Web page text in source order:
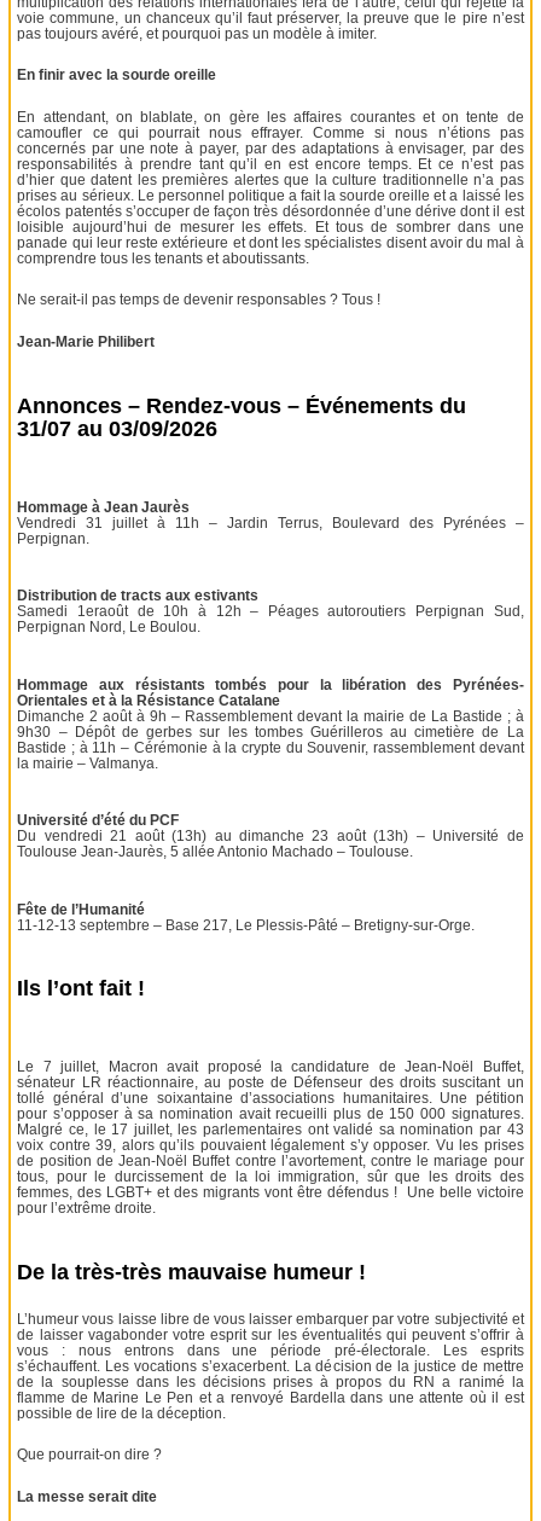
voie commune, un chanceux qu’il faut préserver, la preuve que le pire n’est
pas toujours avéré, et pourquoi pas un modèle à imiter.
En finir avec la sourde oreille
En attendant, on blablate, on gère les affaires courantes et on tente de
camoufler ce qui pourrait nous effrayer. Comme si nous n’étions pas
concernés par une note à payer, par des adaptations à envisager, par des
responsabilités à prendre tant qu’il en est encore temps. Et ce n’est pas
d’hier que datent les premières alertes que la culture traditionnelle n’a pas
prises au sérieux. Le personnel politique a fait la sourde oreille et a laissé les
écolos patentés s’occuper de façon très désordonnée d’une dérive dont il est
loisible aujourd’hui de mesurer les effets. Et tous de sombrer dans une
panade qui leur reste extérieure et dont les spécialistes disent avoir du mal à
comprendre tous les tenants et aboutissants.
Ne serait-il pas temps de devenir responsables ? Tous !
Jean-Marie Philibert
Annonces – Rendez-vous – Événements du
31/07 au 03/09/2026
Hommage à Jean Jaurès
Vendredi 31 juillet à 11h – Jardin Terrus, Boulevard des Pyrénées –
Perpignan.
Distribution de tracts aux estivants
Samedi 1eraoût de 10h à 12h – Péages autoroutiers Perpignan Sud,
Perpignan Nord, Le Boulou.
Hommage aux résistants tombés pour la libération des Pyrénées-
Orientales et à la Résistance Catalane
Dimanche 2 août à 9h – Rassemblement devant la mairie de La Bastide ; à
9h30 – Dépôt de gerbes sur les tombes Guérilleros au cimetière de La
Bastide ; à 11h – Cérémonie à la crypte du Souvenir, rassemblement devant
la mairie – Valmanya.
Université d’été du PCF
Du vendredi 21 août (13h) au dimanche 23 août (13h) – Université de
Toulouse Jean-Jaurès, 5 allée Antonio Machado – Toulouse.
Fête de l’Humanité
11-12-13 septembre – Base 217, Le Plessis-Pâté – Bretigny-sur-Orge.
Ils l’ont fait !
Le 7 juillet, Macron avait proposé la candidature de Jean-Noël Buffet,
sénateur LR réactionnaire, au poste de Défenseur des droits suscitant un
tollé général d’une soixantaine d’associations humanitaires. Une pétition
pour s’opposer à sa nomination avait recueilli plus de 150 000 signatures.
Malgré ce, le 17 juillet, les parlementaires ont validé sa nomination par 43
voix contre 39, alors qu’ils pouvaient légalement s’y opposer. Vu les prises
de position de Jean-Noël Buffet contre l’avortement, contre le mariage pour
tous, pour le durcissement de la loi immigration, sûr que les droits des
femmes, des LGBT+ et des migrants vont être défendus ! Une belle victoire
pour l’extrême droite.
De la très-très mauvaise humeur !
L’humeur vous laisse libre de vous laisser embarquer par votre subjectivité et
de laisser vagabonder votre esprit sur les éventualités qui peuvent s’offrir à
vous : nous entrons dans une période pré-électorale. Les esprits
s’échauffent. Les vocations s’exacerbent. La décision de la justice de mettre
de la souplesse dans les décisions prises à propos du RN a ranimé la
flamme de Marine Le Pen et a renvoyé Bardella dans une attente où il est
possible de lire de la déception.
Que pourrait-on dire ?
La messe serait dite